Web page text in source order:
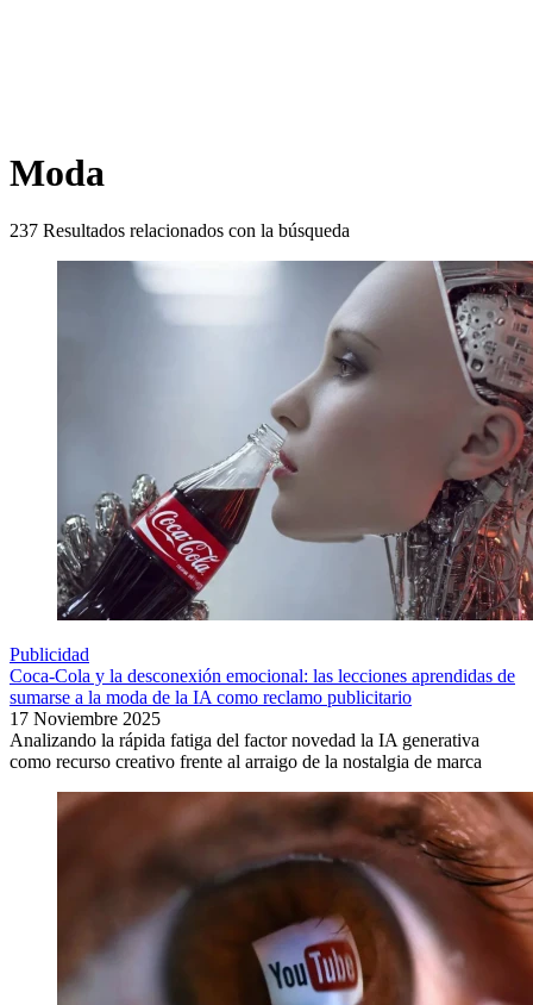
Moda
237 Resultados relacionados con la búsqueda
Publicidad
Coca-Cola y la desconexión emocional: las lecciones aprendidas de
sumarse a la moda de la IA como reclamo publicitario
17 Noviembre 2025
Analizando la rápida fatiga del factor novedad la IA generativa
como recurso creativo frente al arraigo de la nostalgia de marca